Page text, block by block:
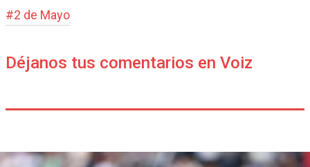
#2 de Mayo
Déjanos tus comentarios en Voiz